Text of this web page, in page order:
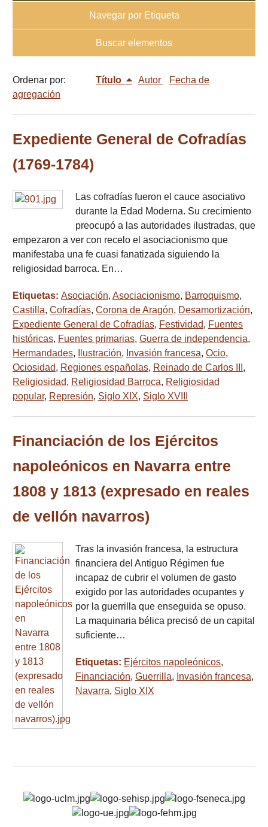
Navegar por Etiqueta
Buscar elementos
Ordenar por: Título Autor
Fecha de
agregación
Expediente General de Cofradías
(1769-1784)
Las cofradías fueron el cauce asociativo
durante la Edad Moderna. Su crecimiento
preocupó a las autoridades ilustradas, que
empezaron a ver con recelo el asociacionismo que
manifestaba una fe cuasi fanatizada siguiendo la
religiosidad barroca. En…
Etiquetas: Asociación, Asociacionismo, Barroquismo,
Castilla, Cofradías, Corona de Aragón, Desamortización,
Expediente General de Cofradías, Festividad, Fuentes
históricas, Fuentes primarias, Guerra de independencia,
Hermandades, Ilustración, Invasión francesa, Ocio,
Ociosidad, Regiones españolas, Reinado de Carlos III ,
Religiosidad, Religiosidad Barroca, Religiosidad
popular, Represión, Siglo XIX, Siglo XVIII
Financiación de los Ejércitos
napoleónicos en Navarra entre
1808 y 1813 (expresado en reales
de vellón navarros)
Tras la invasión francesa, la estructura
financiera del Antiguo Régimen fue
incapaz de cubrir el volumen de gasto
exigido por las autoridades ocupantes y
por la guerrilla que enseguida se opuso.
La maquinaria bélica precisó de un capital
suficiente…
Etiquetas: Ejércitos napoleónicos,
Financiación, Guerrilla, Invasión francesa,
Navarra, Siglo XIX